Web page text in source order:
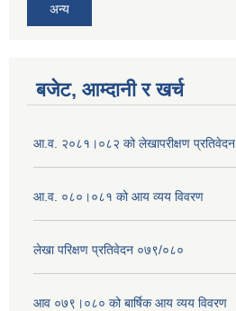
अन्य
बजेट, आम्दानी र खर्च
आ.व. २०८१।०८२ को लेखापरीक्षण प्रतिवेदन
आ.व. ०८०।०८१ को आय व्यय विवरण
लेखा परिक्षण प्रतिवेदन ०७९/०८०
आव ०७९।०८० को बार्षिक आय व्यय विवरण